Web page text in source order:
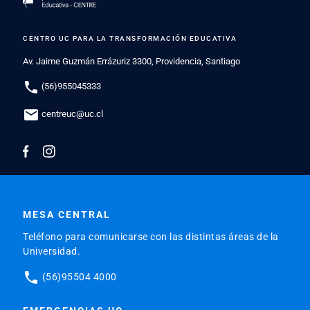
CENTRO UC PARA LA TRANSFORMACIÓN EDUCATIVA
Av. Jaime Guzmán Errázuriz 3300, Providencia, Santiago
phone (56)955045333
mail centreuc@uc.cl
MESA CENTRAL
Teléfono para comunicarse con las distintas áreas de la
Universidad.
phone (56)95504 4000